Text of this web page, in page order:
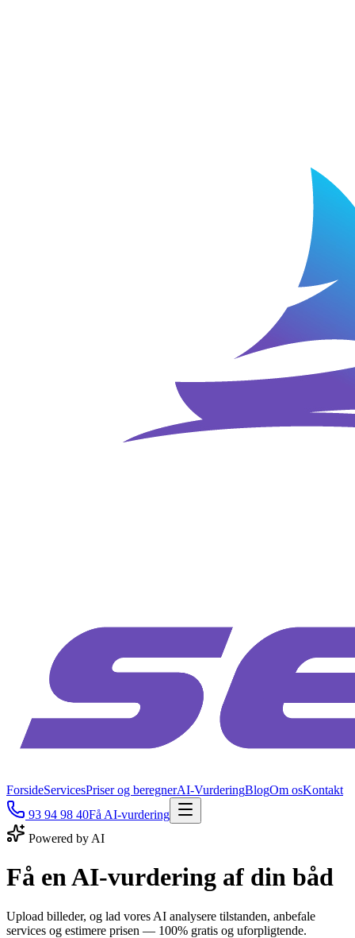
ForsideServicesPriser og beregnerAI-VurderingBlogOm osKontakt
93 94 98 40Få AI-vurdering
Powered by AI
Få enAI-vurdering af din båd
Upload billeder, og lad vores AI analysere tilstanden, anbefale
services og estimere prisen — 100% gratis og uforpligtende.